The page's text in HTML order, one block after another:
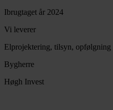
Ibrugtaget år 2024
Vi leverer
Elprojektering, tilsyn, opfølgning
Bygherre
Høgh Invest